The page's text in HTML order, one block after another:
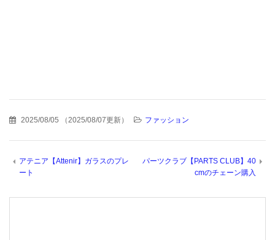
2025/08/05 （2025/08/07更新） ファッション
アテニア【Attenir】ガラスのプレ
ート
パーツクラブ【PARTS CLUB】40
cmのチェーン購入